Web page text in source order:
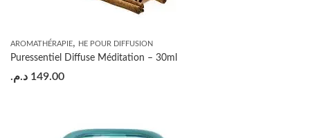
AROMATHÉRAPIE, HE POUR DIFFUSION
Puressentiel Diffuse Méditation – 30ml
149.00 د.م.